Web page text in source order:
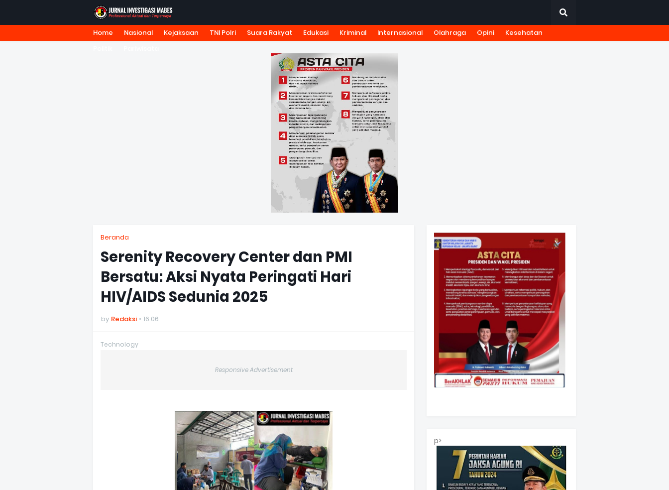
HOME TENTANG KAMI REDAKSI TARIF IKLAN PEDOMAN MEDIA SIBER KODE ETIK JURNALISTIK
Home Nasional Kejaksaan TNI Polri Suara Rakyat Edukasi Kriminal Internasional Olahraga Opini
Kesehatan
Beranda
Serenity Recovery Center dan PMI
Bersatu: Aksi Nyata Peringati Hari
HIV/AIDS Sedunia 2025
by Redaksi 16.06
Technology
Responsive Advertisement
p>